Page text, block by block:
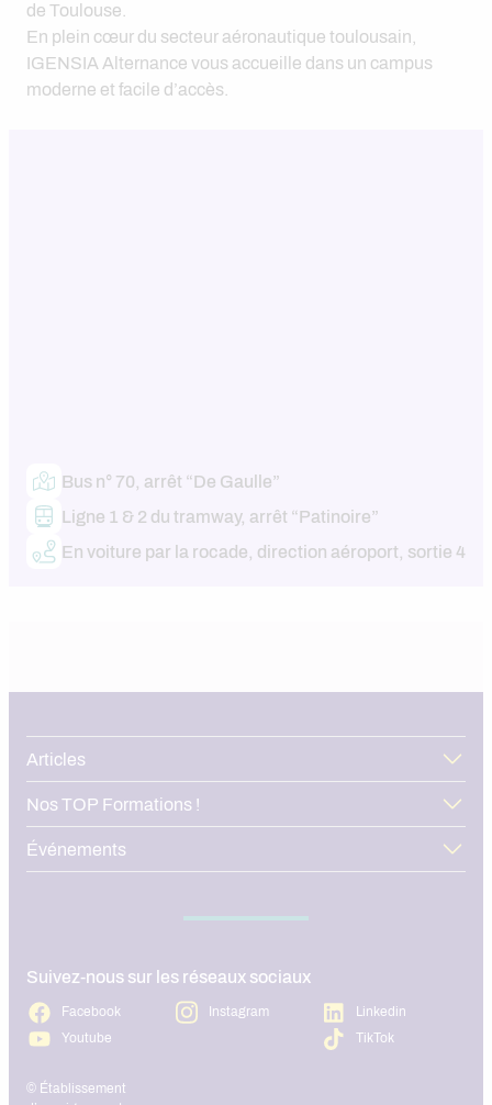
de Toulouse.
En plein cœur du secteur aéronautique toulousain,
IGENSIA Alternance vous accueille dans un campus
moderne et facile d’accès.
Bus n° 70, arrêt “De Gaulle”
Ligne 1 & 2 du tramway, arrêt “Patinoire”
En voiture par la rocade, direction aéroport, sortie 4
Articles
Nos TOP Formations !
Événements
Suivez-nous sur les réseaux sociaux
Facebook Instagram
Linkedin
Youtube
TikTok
© Établissement